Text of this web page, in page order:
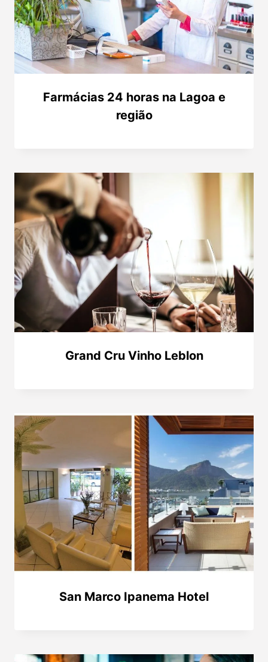
Farmácias 24 horas na Lagoa e
região
Grand Cru Vinho Leblon
San Marco Ipanema Hotel